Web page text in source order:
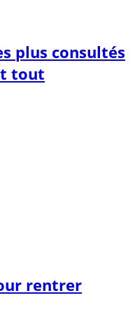
plus consultés
tout
rentrer